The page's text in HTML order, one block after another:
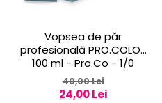
Vopsea de păr
profesională PRO.COLOR
100 ml - Pro.Co - 1/0
NEGRU
40,00 Lei
24,00 Lei